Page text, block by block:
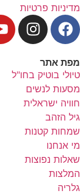
מדיניות פרטיות
מפת אתר
טיולי בוטיק בחו"ל
מסעות לנשים
חוויה ישראלית
גיל הזהב
שמחות קטנות
מי אנחנו
שאלות נפוצות
המלצות
גלריה